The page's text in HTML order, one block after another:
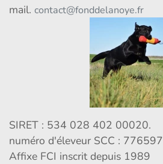
mail. contact@fonddelanoye.fr
SIRET : 534 028 402 00020.
numéro d'éleveur SCC : 776597
Affixe FCI inscrit depuis 1989